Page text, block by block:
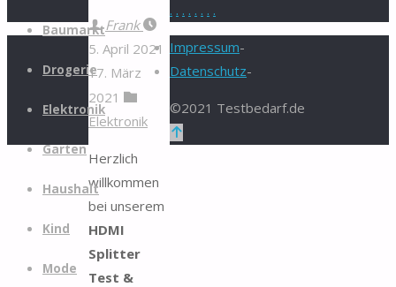
Zum
springen
Baumarkt
Drogerie
Elektronik
Garten
Haushalt
Kind
Mode
Frank
5. April 2021
17. März
2021
Elektronik
Herzlich
willkommen
bei unserem
HDMI
Splitter
Test &
. . . . . . . .
Impressum-
Datenschutz-
©2021 Testbedarf.de
Zurück